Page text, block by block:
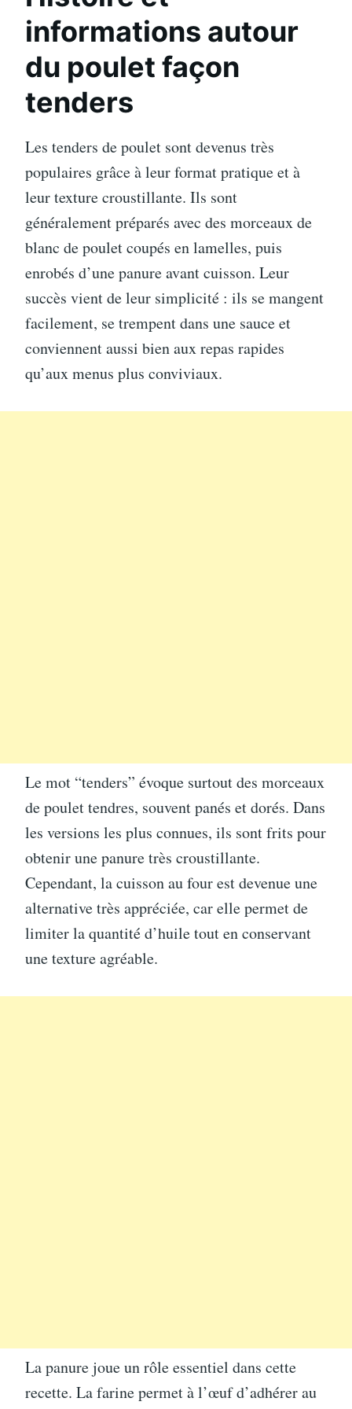
informations autour
du poulet façon
tenders
Les tenders de poulet sont devenus très
populaires grâce à leur format pratique et à
leur texture croustillante. Ils sont
généralement préparés avec des morceaux de
blanc de poulet coupés en lamelles, puis
enrobés d’une panure avant cuisson. Leur
succès vient de leur simplicité : ils se mangent
facilement, se trempent dans une sauce et
conviennent aussi bien aux repas rapides
qu’aux menus plus conviviaux.
Le mot “tenders” évoque surtout des morceaux
de poulet tendres, souvent panés et dorés. Dans
les versions les plus connues, ils sont frits pour
obtenir une panure très croustillante.
Cependant, la cuisson au four est devenue une
alternative très appréciée, car elle permet de
limiter la quantité d’huile tout en conservant
une texture agréable.
La panure joue un rôle essentiel dans cette
recette. La farine permet à l’œuf d’adhérer au